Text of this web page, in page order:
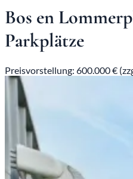
Bos en
Parkplätze
Preisvorstellung: 600.000 €